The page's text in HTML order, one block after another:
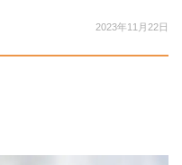
2023年11月22日